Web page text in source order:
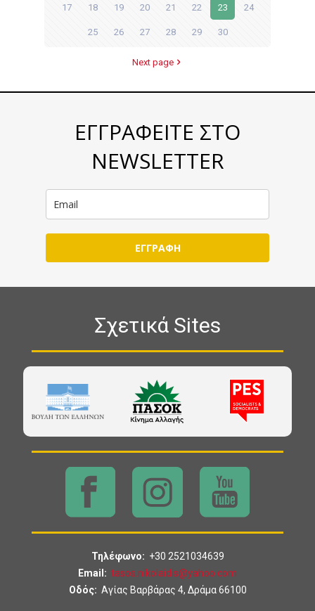
17 18 19 20 21 22 23 24
25 26 27 28 29 30
Next page
ΕΓΓΡΑΦΕΙΤΕ ΣΤΟ
NEWSLETTER
ΕΓΓΡΑΦΗ
Σχετικά Sites
Τηλέφωνο: +30 2521034639
Email: tasos.nikolaidis@yahoo.com
Οδός: Αγίας Βαρβάρας 4, Δράμα 66100